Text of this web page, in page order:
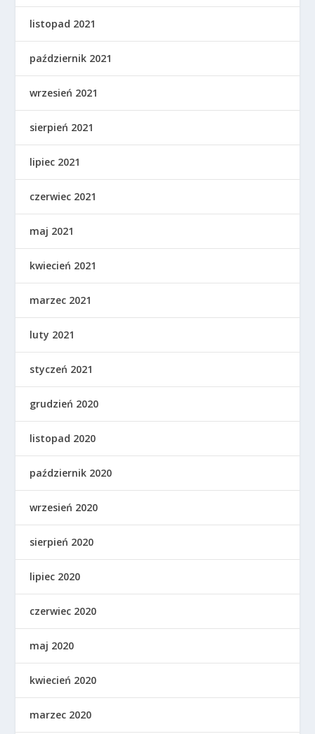
listopad 2021
październik 2021
wrzesień 2021
sierpień 2021
lipiec 2021
czerwiec 2021
maj 2021
kwiecień 2021
marzec 2021
luty 2021
styczeń 2021
grudzień 2020
listopad 2020
październik 2020
wrzesień 2020
sierpień 2020
lipiec 2020
czerwiec 2020
maj 2020
kwiecień 2020
marzec 2020